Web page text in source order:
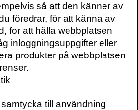
sig att en japansk forskare
slemsvamp är smartare än
vad har det med IKEA att
stämma att den
på jorden täcker
kvadratkilometer? Och
egentligen att göra
så att den känner av
föredrar, för att känna av
för att hålla webbplatsen
inloggningsuppgifter eller
produkter på webbplatsen
till användning